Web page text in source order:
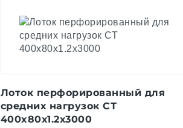
Лоток перфорированный для
средних нагрузок СТ
400x80х1.2х3000